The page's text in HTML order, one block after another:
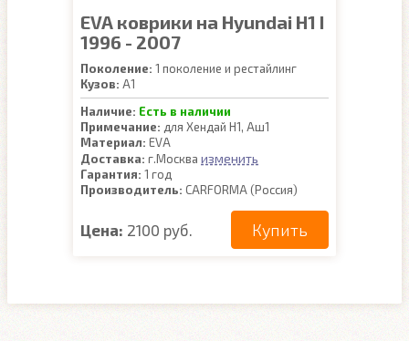
EVA коврики на Hyundai H1 I
1996 - 2007
Поколение: 1 поколение и рестайлинг
Кузов: A1
Наличие: Есть в наличии
Примечание: для Хендай Н1, Аш1
Материал: EVA
Доставка: г.Москва изменить
Гарантия: 1 год
Производитель: CARFORMA (Россия)
Цена: 2100 руб. Купить